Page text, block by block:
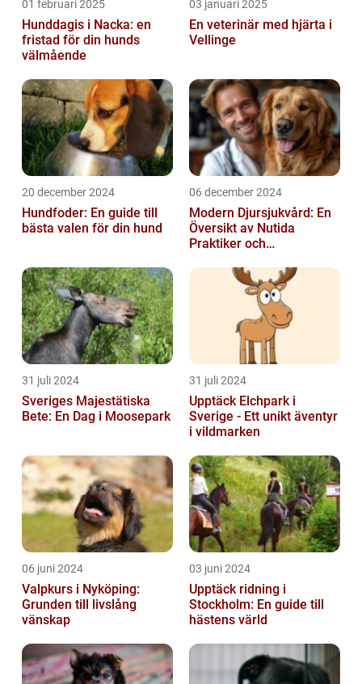
01 februari 2025
Hunddagis i Nacka: en
fristad för din hunds
välmående
03 januari 2025
En veterinär med hjärta i
Vellinge
20 december 2024
Hundfoder: En guide till
bästa valen för din hund
06 december 2024
Modern Djursjukvård: En
Översikt av Nutida
Praktiker och
31 juli 2024
Sveriges Majestätiska
Bete: En Dag i Moosepark
31 juli 2024
Upptäck Elchpark i
Sverige - Ett unikt äventyr
i vildmarken
06 juni 2024
Valpkurs i Nyköping:
Grunden till livslång
vänskap
03 juni 2024
Upptäck ridning i
Stockholm: En guide till
hästens värld